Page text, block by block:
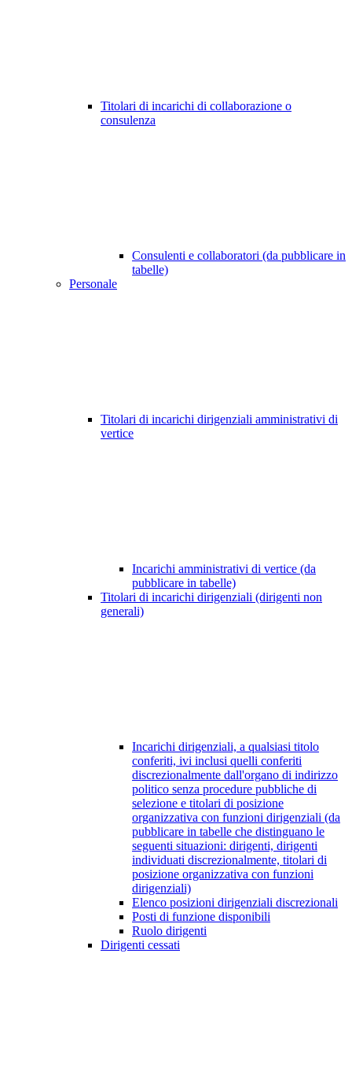
Titolari di incarichi di collaborazione o
consulenza
Consulenti e collaboratori (da pubblicare in
tabelle)
Personale
Titolari di incarichi dirigenziali amministrativi di
vertice
Incarichi amministrativi di vertice (da
pubblicare in tabelle)
Titolari di incarichi dirigenziali (dirigenti non
generali)
Incarichi dirigenziali, a qualsiasi titolo
conferiti, ivi inclusi quelli conferiti
discrezionalmente dall'organo di indirizzo
politico senza procedure pubbliche di
selezione e titolari di posizione
organizzativa con funzioni dirigenziali (da
pubblicare in tabelle che distinguano le
seguenti situazioni: dirigenti, dirigenti
individuati discrezionalmente, titolari di
posizione organizzativa con funzioni
dirigenziali)
Elenco posizioni dirigenziali discrezionali
Posti di funzione disponibili
Ruolo dirigenti
Dirigenti cessati